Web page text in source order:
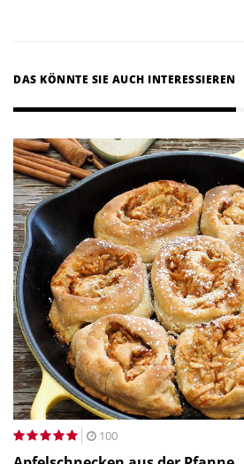
DAS KÖNNTE SIE AUCH INTERESSIEREN
100